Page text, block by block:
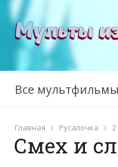
Все мультфильмы
Главная Русалочка 2
Смех и